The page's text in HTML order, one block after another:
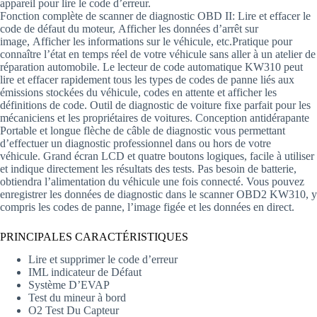
appareil pour lire le code d’erreur.
Fonction complète de scanner de diagnostic OBD II: Lire et effacer le
code de défaut du moteur, Afficher les données d’arrêt sur
image, Afficher les informations sur le véhicule, etc.Pratique pour
connaître l’état en temps réel de votre véhicule sans aller à un atelier de
réparation automobile. Le lecteur de code automatique KW310 peut
lire et effacer rapidement tous les types de codes de panne liés aux
émissions stockées du véhicule, codes en attente et afficher les
définitions de code. Outil de diagnostic de voiture fixe parfait pour les
mécaniciens et les propriétaires de voitures. Conception antidérapante
Portable et longue flèche de câble de diagnostic vous permettant
d’effectuer un diagnostic professionnel dans ou hors de votre
véhicule. Grand écran LCD et quatre boutons logiques, facile à utiliser
et indique directement les résultats des tests. Pas besoin de batterie,
obtiendra l’alimentation du véhicule une fois connecté. Vous pouvez
enregistrer les données de diagnostic dans le scanner OBD2 KW310, y
compris les codes de panne, l’image figée et les données en direct.
PRINCIPALES CARACTÉRISTIQUES
Lire et supprimer le code d’erreur
IML indicateur de Défaut
Système D’EVAP
Test du mineur à bord
O2 Test Du Capteur